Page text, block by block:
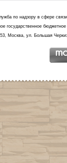
по надзору в сфере
государственное
Москва, ул. Большая